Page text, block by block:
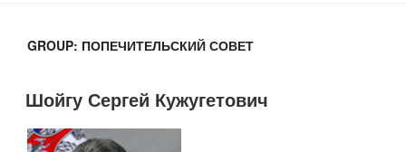
GROUP: ПОПЕЧИТЕЛЬСКИЙ СОВЕТ
Шойгу Сергей Кужугетович